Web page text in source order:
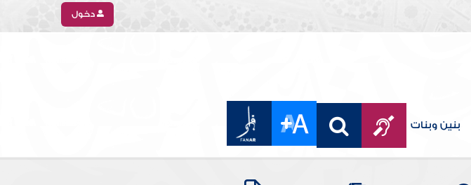
دخول
بنين وبنات